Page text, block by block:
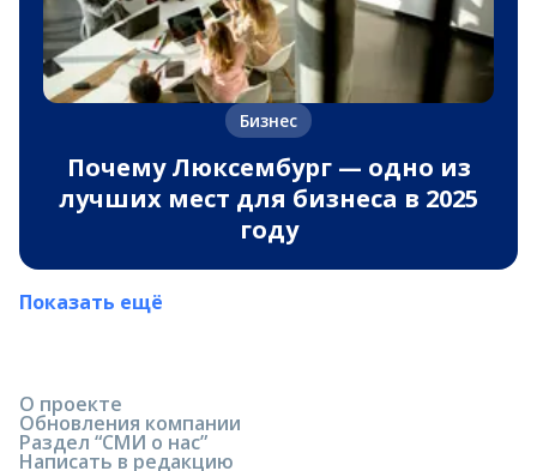
Бизнес
Почему Люксембург — одно из
лучших мест для бизнеса в 2025
году
Показать ещё
О проекте
Обновления компании
Раздел “СМИ о нас”
Написать в редакцию